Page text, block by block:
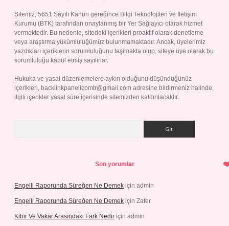
Sitemiz, 5651 Sayılı Kanun gereğince Bilgi Teknolojileri ve İletişim
Kurumu (BTK) tarafından onaylanmış bir Yer Sağlayıcı olarak hizmet
vermektedir. Bu nedenle, sitedeki içerikleri proaktif olarak denetleme
veya araştırma yükümlülüğümüz bulunmamaktadır. Ancak, üyelerimiz
yazdıkları içeriklerin sorumluluğunu taşımakta olup, siteye üye olarak bu
sorumluluğu kabul etmiş sayılırlar.
Hukuka ve yasal düzenlemelere aykırı olduğunu düşündüğünüz
içerikleri, backlinkpanelicomtr@gmail.com adresine bildirmeniz halinde,
ilgili içerikler yasal süre içerisinde sitemizden kaldırılacaktır.
Son yorumlar
Engelli Raporunda Süreğen Ne Demek için admin
Engelli Raporunda Süreğen Ne Demek için Zafer
Kibir Ve Vakar Arasındaki Fark Nedir için admin